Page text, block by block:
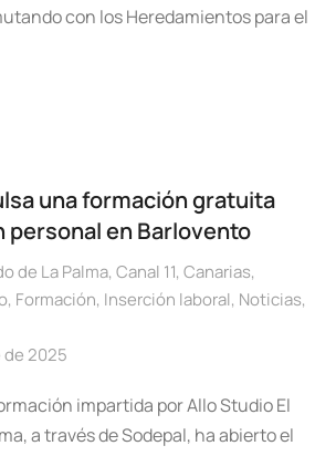
con los Heredamientos para el
una formación gratuita
personal en Barlovento
de La Palma, Canal 11, Canarias,
, Formación, Inserción laboral, Noticias,
2025
impartida por Allo Studio El
a través de Sodepal, ha abierto el